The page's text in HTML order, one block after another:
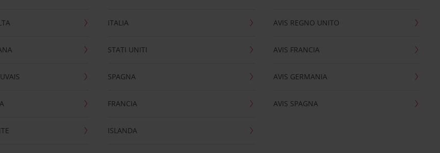
ITALIA
STATI UNITI
SPAGNA
FRANCIA
ISLANDA
AVIS REGNO UNITO
AVIS FRANCIA
AVIS GERMANIA
AVIS SPAGNA